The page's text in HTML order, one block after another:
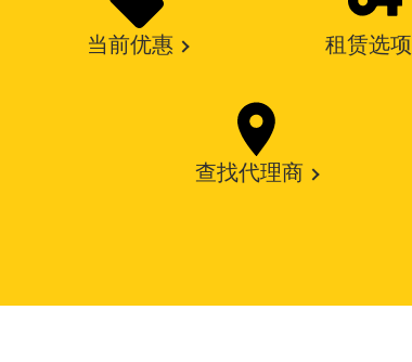
当前优惠 租赁选项
查找代理商